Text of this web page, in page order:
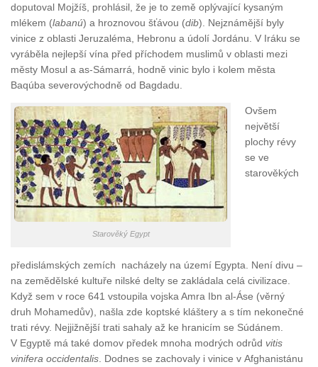
doputoval Mojžíš, prohlásil, že je to země oplývající kysaným
mlékem (labanú) a hroznovou šťávou (dib). Nejznámější byly
vinice z oblasti Jeruzaléma, Hebronu a údolí Jordánu. V Iráku se
vyráběla nejlepší vína před příchodem muslimů v oblasti mezi
městy Mosul a as-Sámarrá, hodně vinic bylo i kolem města
Baqúba severovýchodně od Bagdadu.
Starověký Egypt
Ovšem
největší
plochy révy
se ve
starověkých
předislámských zemích nacházely na území Egypta. Není divu –
na zemědělské kultuře nilské delty se zakládala celá civilizace.
Když sem v roce 641 vstoupila vojska Amra Ibn al-Áse (věrný
druh Mohamedův), našla zde koptské kláštery a s tím nekonečné
trati révy. Nejjižnější trati sahaly až ke hranicím se Súdánem.
V Egyptě má také domov předek mnoha modrých odrůd vitis
vinifera occidentalis . Dodnes se zachovaly i vinice v Afghanistánu